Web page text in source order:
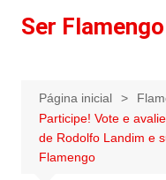
paraSer Flamengo
Página inicial
Participe! Vote e
de Rodolfo Landim e
Flamengo